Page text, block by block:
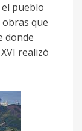
pueblo
que
donde
realizó